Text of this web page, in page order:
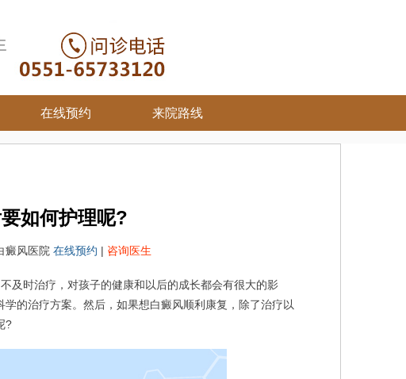
在线预约 来院路线
如何护理呢?
癜风医院 在线预约 | 咨询医生
时治疗，对孩子的健康和以后的成长都会有很大的影
的治疗方案。然后，如果想白癜风顺利康复，除了治疗以
?